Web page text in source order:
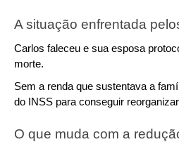
A situação enfrentada
Carlos faleceu e sua esposa
morte.
Sem a renda que sustentava a
do INSS para conseguir
O que muda com a